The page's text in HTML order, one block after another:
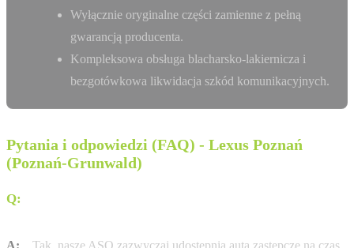
Wyłącznie oryginalne części zamienne z pełną
gwarancją producenta.
Kompleksowa obsługa blacharsko-lakiernicza i
bezgotówkowa likwidacja szkód komunikacyjnych.
Pytania i odpowiedzi (FAQ) - Lexus Poznań
(Poznań-Grunwald)
Q: